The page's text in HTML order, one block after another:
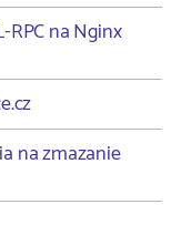
na Nginx
na zmazanie